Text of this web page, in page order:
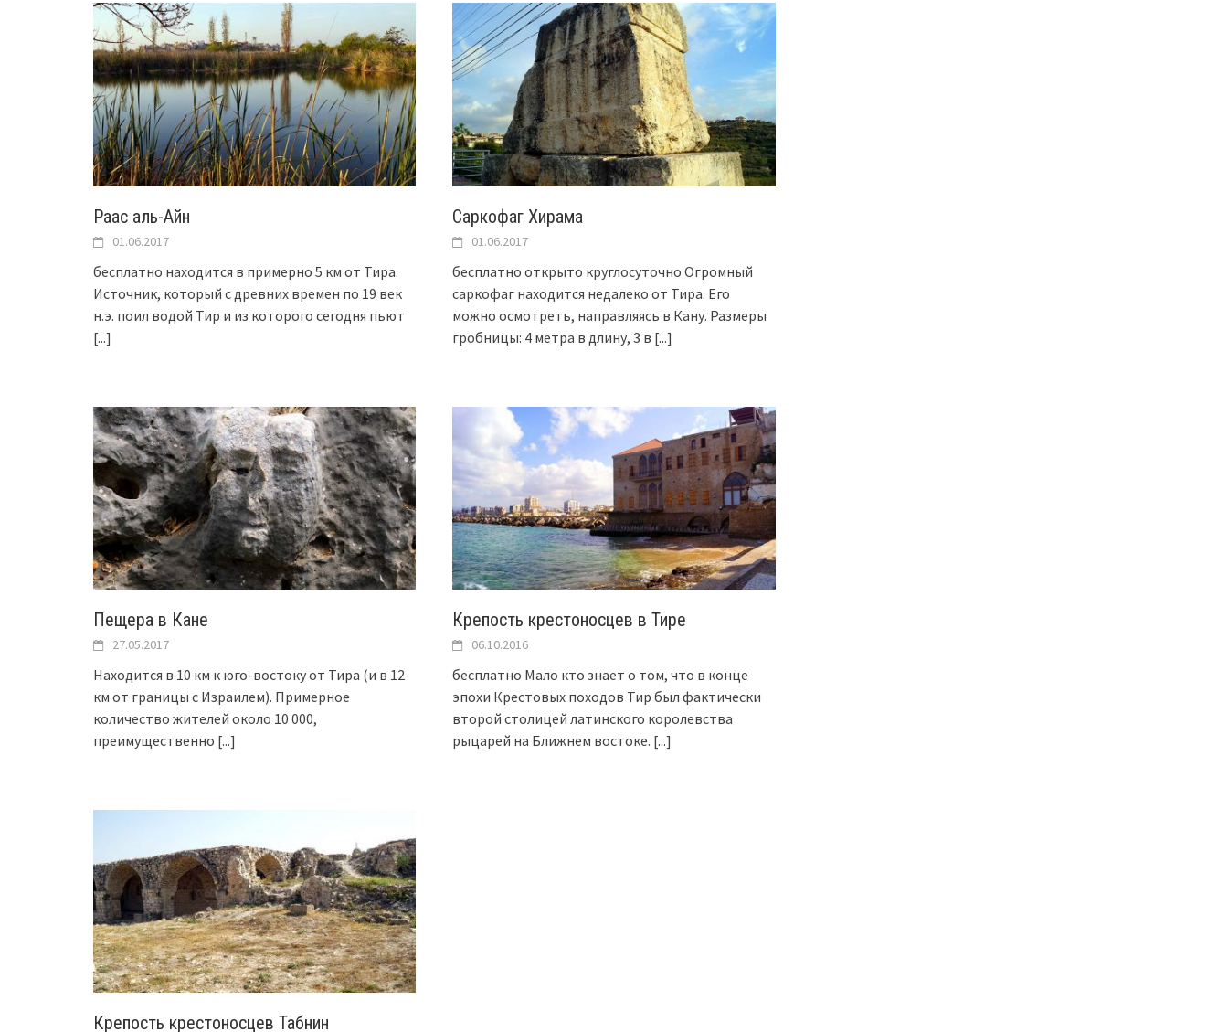
Раас аль-Айн
01.06.2017
бесплатно находится в примерно 5 км от Тира.
Источник, который с древних времен по 19 век
н.э. поил водой Тир и из которого сегодня пьют
[...]
Саркофаг Хирама
01.06.2017
бесплатно открыто круглосуточно Огромный
саркофаг находится недалеко от Тира. Его
можно осмотреть, направляясь в Кану. Размеры
гробницы: 4 метра в длину, 3 в [...]
Пещера в Кане
27.05.2017
Находится в 10 км к юго-востоку от Тира (и в 12
км от границы с Израилем). Примерное
количество жителей около 10 000,
преимущественно [...]
Крепость крестоносцев в Тире
06.10.2016
бесплатно Мало кто знает о том, что в конце
эпохи Крестовых походов Тир был фактически
второй столицей латинского королевства
рыцарей на Ближнем востоке. [...]
Крепость крестоносцев Табнин